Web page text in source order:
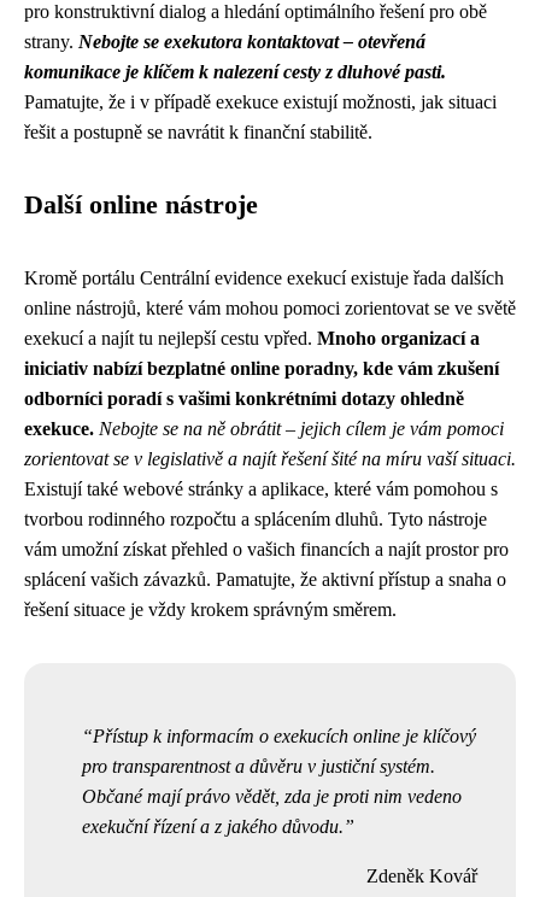
pro konstruktivní dialog a hledání optimálního řešení pro obě
strany. Nebojte se exekutora kontaktovat – otevřená
komunikace je klíčem k nalezení cesty z dluhové pasti.
Pamatujte, že i v případě exekuce existují možnosti, jak situaci
řešit a postupně se navrátit k finanční stabilitě.
Další online nástroje
Kromě portálu Centrální evidence exekucí existuje řada dalších
online nástrojů, které vám mohou pomoci zorientovat se ve světě
exekucí a najít tu nejlepší cestu vpřed. Mnoho organizací a
iniciativ nabízí bezplatné online poradny, kde vám zkušení
odborníci poradí s vašimi konkrétními dotazy ohledně
exekuce. Nebojte se na ně obrátit – jejich cílem je vám pomoci
zorientovat se v legislativě a najít řešení šité na míru vaší situaci.
Existují také webové stránky a aplikace, které vám pomohou s
tvorbou rodinného rozpočtu a splácením dluhů. Tyto nástroje
vám umožní získat přehled o vašich financích a najít prostor pro
splácení vašich závazků. Pamatujte, že aktivní přístup a snaha o
řešení situace je vždy krokem správným směrem.
Přístup k informacím o exekucích online je klíčový
pro transparentnost a důvěru v justiční systém.
Občané mají právo vědět, zda je proti nim vedeno
exekuční řízení a z jakého důvodu.
Zdeněk Kovář